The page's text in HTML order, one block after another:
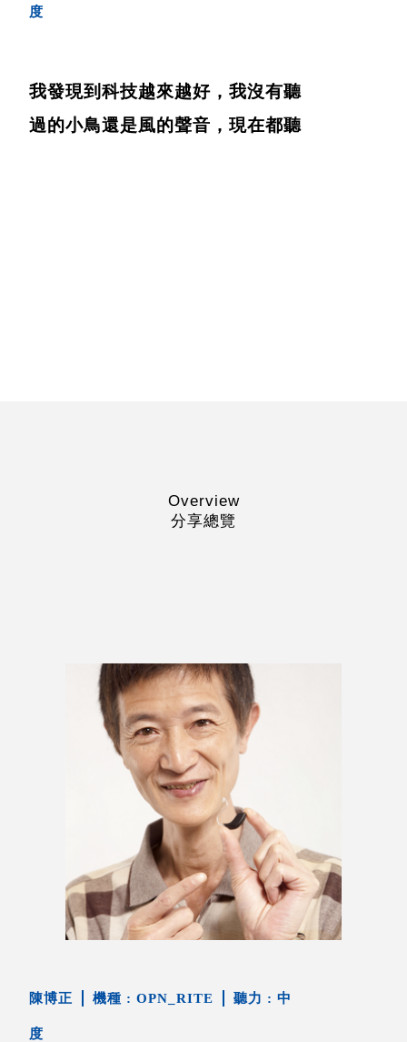
度
我發現到科技越來越好，我沒有聽
過的小鳥還是風的聲音，現在都聽
Overview
分享總覽
陳博正 OPN_RITE 中
度